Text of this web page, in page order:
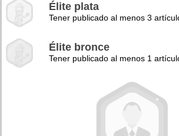
Élite plata
Tener publicado al menos 3
Élite bronce
Tener publicado al menos 1